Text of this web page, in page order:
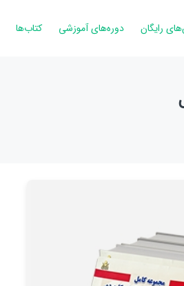
رایگان دوره‌های آموزشی کتاب‌ها